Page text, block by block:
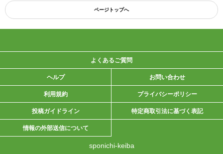
ページトップへ
よくあるご質問
ヘルプ お問い合わせ
利用規約 プライバシーポリシー
投稿ガイドライン 特定商取引法に基づく表記
情報の外部送信について
sponichi-keiba